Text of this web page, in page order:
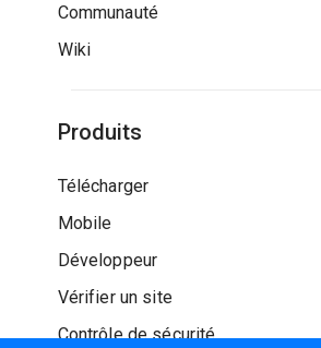
Communauté
Wiki
Produits
Télécharger
Mobile
Développeur
Vérifier un site
Contrôle de sécurité